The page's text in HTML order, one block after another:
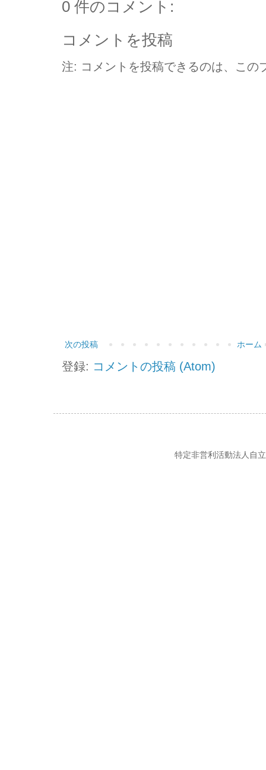
0 件のコメント:
コメントを投稿
注: コメントを投稿できるのは、この
次の投稿 ホーム
登録: コメントの投稿 (Atom)
特定非営利活動法人自